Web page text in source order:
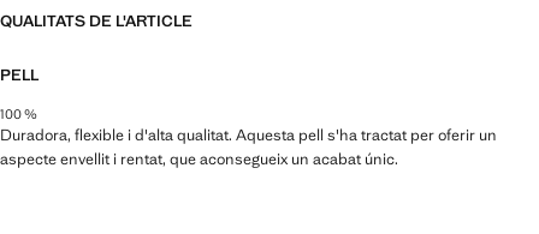
QUALITATS DE L'ARTICLE
PELL
100 %
Duradora, flexible i d'alta qualitat. Aquesta pell s'ha tractat per oferir un
aspecte envellit i rentat, que aconsegueix un acabat únic.